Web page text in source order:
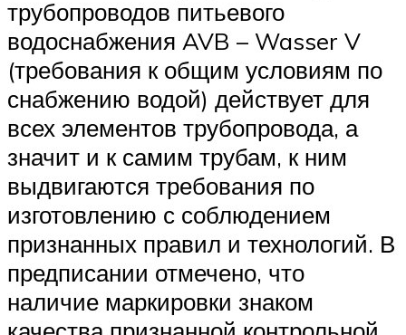
трубопроводов питьевого
водоснабжения AVB – Wasser V
(требования к общим условиям по
снабжению водой) действует для
всех элементов трубопровода, а
значит и к самим трубам, к ним
выдвигаются требования по
изготовлению с соблюдением
признанных правил и технологий. В
предписании отмечено, что
наличие маркировки знаком